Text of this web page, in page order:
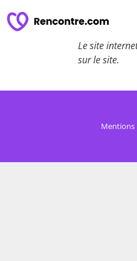
Le site
sur le site.
Mentions